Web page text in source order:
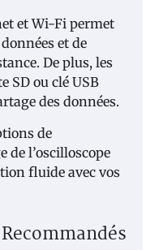
et Wi-Fi permet
et de
De plus, les
SD ou clé USB
des données.
de
de l’oscilloscope
fluide avec vos